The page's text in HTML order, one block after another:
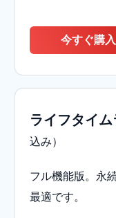
今すぐ購入
ライフタイム
込み）
フル機能版。永
最適です。